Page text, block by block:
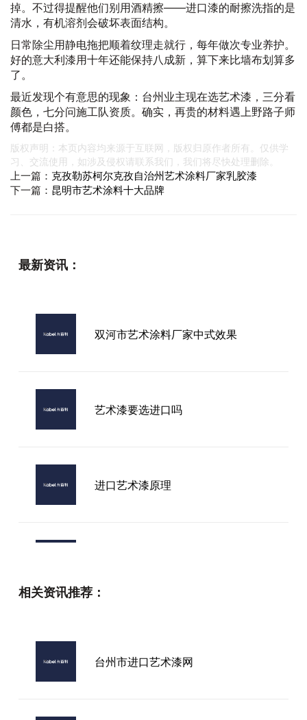
掉。不过得提醒他们别用酒精擦——进口漆的耐擦洗指的是
清水，有机溶剂会破坏表面结构。
日常除尘用静电拖把顺着纹理走就行，每年做次专业养护。
好的意大利漆用十年还能保持八成新，算下来比墙布划算多
了。
最近发现个有意思的现象：台州业主现在选艺术漆，三分看
颜色，七分问施工队资质。确实，再贵的材料遇上野路子师
傅都是白搭。
版权声明：本页内容均来源于互联网，版权归原作者所有。仅供学
习、交流使用，如涉及侵权请联系我们，我们将尽快处理删除。
上一篇： 克孜勒苏柯尔克孜自治州艺术涂料厂家乳胶漆
下一篇： 昆明市艺术涂料十大品牌
最新资讯：
双河市艺术涂料厂家中式效果
艺术漆要选进口吗
进口艺术漆原理
相关资讯推荐：
台州市进口艺术漆网